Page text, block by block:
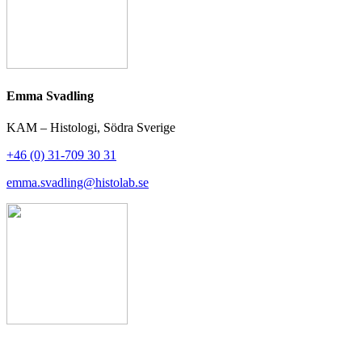
Emma Svadling
KAM – Histologi, Södra Sverige
+46 (0) 31-709 30 31
emma.svadling@histolab.se